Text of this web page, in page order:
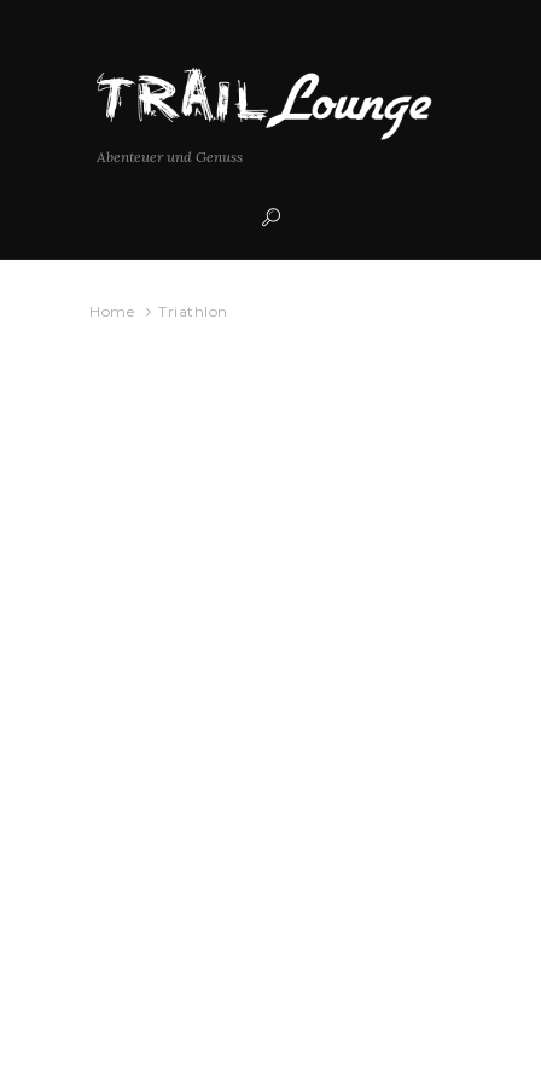
Abenteuer und Genuss
Home Triathlon